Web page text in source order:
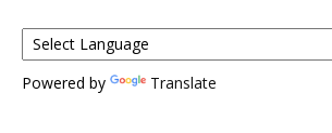
Powered by Translate